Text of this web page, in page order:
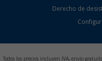
Muebles de Camping
Derecho de
Todos los precios incluyen IVA, envío